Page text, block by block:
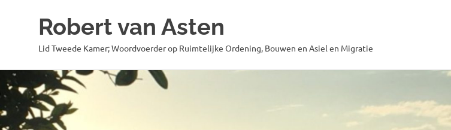
naar
de
inhoud
Robert van Asten
Lid Tweede Kamer; Woordvoerder op Ruimtelijke Ordening, Bouwen en Asiel en Migratie